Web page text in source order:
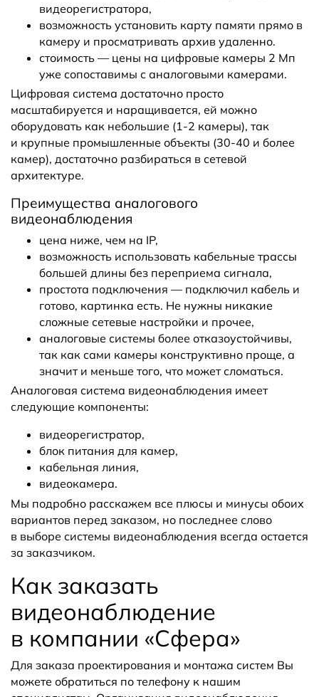
видеорегистратора,
возможность установить карту памяти прямо в
камеру и просматривать архив удаленно.
стоимость — цены на цифровые камеры 2 Мп
уже сопоставимы с аналоговыми камерами.
Цифровая система достаточно просто
масштабируется и наращивается, ей можно
оборудовать как небольшие (1-2 камеры), так
и крупные промышленные объекты (30-40 и более
камер), достаточно разбираться в сетевой
архитектуре.
Преимущества аналогового
видеонаблюдения
цена ниже, чем на IP,
возможность использовать кабельные трассы
большей длины без переприема сигнала,
простота подключения — подключил кабель и
готово, картинка есть. Не нужны никакие
сложные сетевые настройки и прочее,
аналоговые системы более отказоустойчивы,
так как сами камеры конструктивно проще, а
значит и меньше того, что может сломаться.
Аналоговая система видеонаблюдения имеет
следующие компоненты:
видеорегистратор,
блок питания для камер,
кабельная линия,
видеокамера.
Мы подробно расскажем все плюсы и минусы обоих
вариантов перед заказом, но последнее слово
в выборе системы видеонаблюдения всегда остается
за заказчиком.
Как заказать
видеонаблюдение
в компании «Сфера»
Для заказа проектирования и монтажа систем Вы
можете обратиться по телефону к нашим